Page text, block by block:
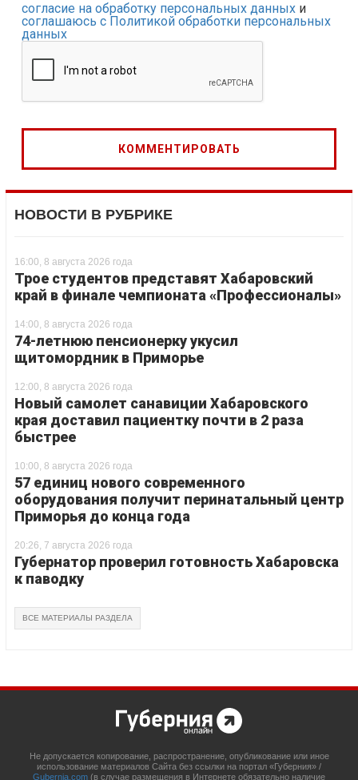
согласие на обработку персональных данных и
соглашаюсь с Политикой обработки персональных
данных
НОВОСТИ В РУБРИКЕ
16:00, 8 августа 2026 года
Трое студентов представят Хабаровский
край в финале чемпионата «Профессионалы»
14:00, 8 августа 2026 года
74-летнюю пенсионерку укусил
щитомордник в Приморье
12:00, 8 августа 2026 года
Новый самолет санавиции Хабаровского
края доставил пациентку почти в 2 раза
быстрее
10:00, 8 августа 2026 года
57 единиц нового современного
оборудования получит перинатальный центр
Приморья до конца года
20:26, 7 августа 2026 года
Губернатор проверил готовность Хабаровска
к паводку
ВСЕ МАТЕРИАЛЫ РАЗДЕЛА
Не допускается копирование, распространение, опубликование или иное
использование материалов Сайта без ссылки на портал «Губерния» /
Gubernia.com (в случае размещения в Интернете обязательно наличие